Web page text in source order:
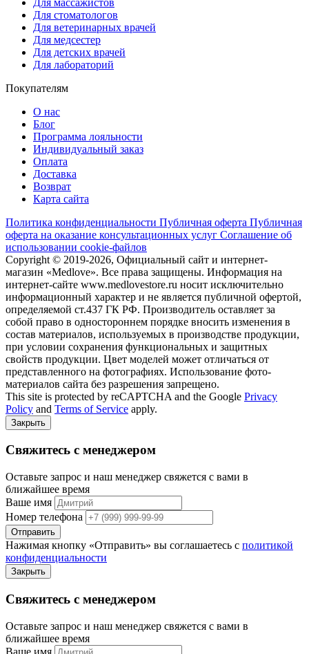
Для стоматологов
Для ветеринарных врачей
Для медсестер
Для детских врачей
Для лабораторий
Покупателям
О нас
Блог
Программа лояльности
Индивидуальный заказ
Оплата
Доставка
Возврат
Карта сайта
Политика конфиденциальности Публичная оферта Публичная
оферта на оказание консультационных услуг Соглашение об
использовании cookie-файлов
Copyright © 2019-2026, Официальный сайт и интернет-
магазин «Medlove». Все права защищены. Информация на
интернет-сайте www.medlovestore.ru носит исключительно
информационный характер и не является публичной офертой,
определяемой ст.437 ГК РФ. Производитель оставляет за
собой право в одностороннем порядке вносить изменения в
состав материалов, используемых в производстве продукции,
при условии сохранения функциональных и защитных
свойств продукции. Цвет моделей может отличаться от
представленного на фотографиях. Использование фото-
материалов сайта без разрешения запрещено.
This site is protected by reCAPTCHA and the Google Privacy
Policy and Terms of Service apply.
Закрыть
Свяжитесь с менеджером
Оставьте запрос и наш менеджер свяжется с вами в
ближайшее время
Ваше имя
Номер телефона
Отправить
Нажимая кнопку «Отправить» вы соглашаетесь с политикой
конфиденциальности
Закрыть
Свяжитесь с менеджером
Оставьте запрос и наш менеджер свяжется с вами в
ближайшее время
Ваше имя